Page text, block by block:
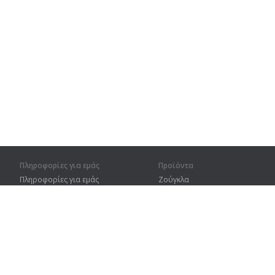
Πληροφορίες για εμάς
Πληροφορίες για εμάς
Προϊόντα
Ζούγκλα